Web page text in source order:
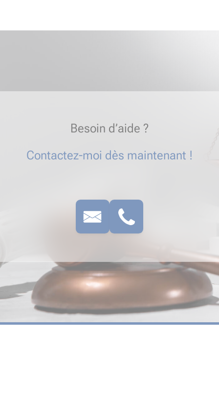
Besoin d’aide ?
Contactez-moi dès maintenant !